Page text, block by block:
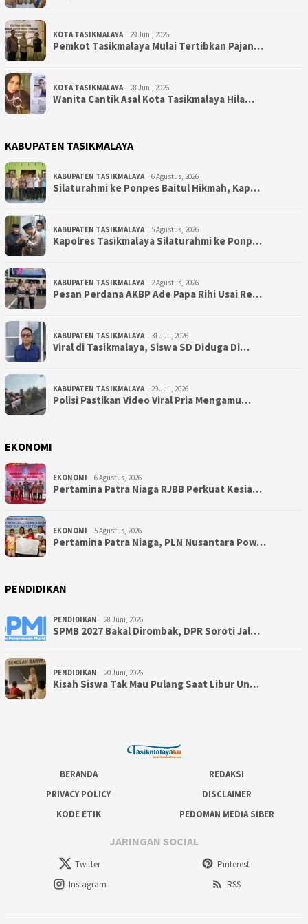
KOTA TASIKMALAYA 29 Juni, 2026
Pemkot Tasikmalaya Mulai Tertibkan Pajan…
KOTA TASIKMALAYA 28 Juni, 2026
Wanita Cantik Asal Kota Tasikmalaya Hila…
KABUPATEN TASIKMALAYA
KABUPATEN TASIKMALAYA 6 Agustus, 2026
Silaturahmi ke Ponpes Baitul Hikmah, Kap…
KABUPATEN TASIKMALAYA 5 Agustus, 2026
Kapolres Tasikmalaya Silaturahmi ke Ponp…
KABUPATEN TASIKMALAYA 2 Agustus, 2026
Pesan Perdana AKBP Ade Papa Rihi Usai Re…
KABUPATEN TASIKMALAYA 31 Juli, 2026
Viral di Tasikmalaya, Siswa SD Diduga Di…
KABUPATEN TASIKMALAYA 29 Juli, 2026
Polisi Pastikan Video Viral Pria Mengamu…
EKONOMI
EKONOMI 6 Agustus, 2026
Pertamina Patra Niaga RJBB Perkuat Kesia…
EKONOMI 5 Agustus, 2026
Pertamina Patra Niaga, PLN Nusantara Pow…
PENDIDIKAN
PENDIDIKAN 28 Juni, 2026
SPMB 2027 Bakal Dirombak, DPR Soroti Jal…
PENDIDIKAN 20 Juni, 2026
Kisah Siswa Tak Mau Pulang Saat Libur Un…
BERANDA
REDAKSI
PRIVACY POLICY
DISCLAIMER
KODE ETIK
PEDOMAN MEDIA SIBER
JARINGAN SOCIAL
Twitter
Pinterest
Instagram
RSS